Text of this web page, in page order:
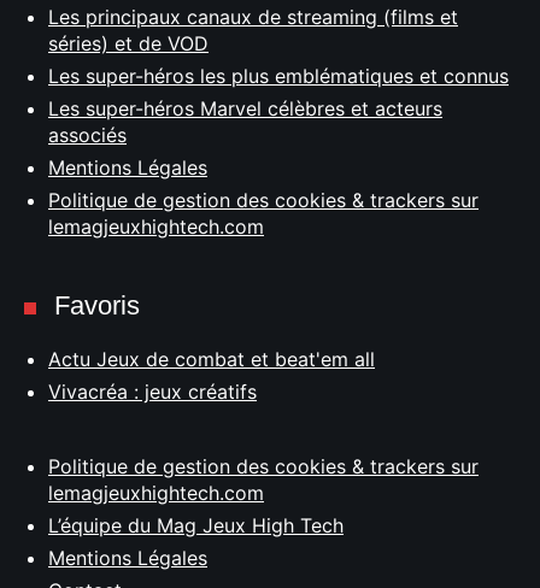
Les principaux canaux de streaming (films et
séries) et de VOD
Les super-héros les plus emblématiques et connus
Les super-héros Marvel célèbres et acteurs
associés
Mentions Légales
Politique de gestion des cookies & trackers sur
lemagjeuxhightech.com
Favoris
Actu Jeux de combat et beat'em all
Vivacréa : jeux créatifs
Politique de gestion des cookies & trackers sur
lemagjeuxhightech.com
L’équipe du Mag Jeux High Tech
Mentions Légales